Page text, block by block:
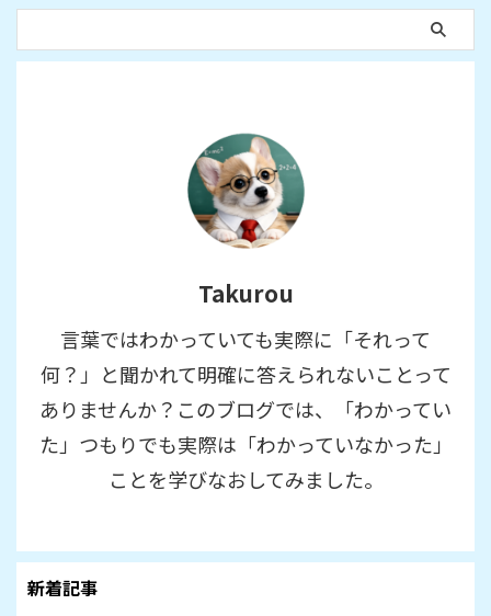
Takurou
言葉ではわかっていても実際に「それって
何？」と聞かれて明確に答えられないことって
ありませんか？このブログでは、「わかってい
た」つもりでも実際は「わかっていなかった」
ことを学びなおしてみました。
新着記事